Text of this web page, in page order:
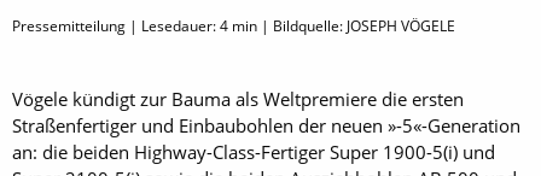
Pressemitteilung | Lesedauer:4 min | Bildquelle: JOSEPH VÖGELE
Vögele kündigt zur Bauma als Weltpremiere die ersten
Straßenfertiger und Einbaubohlen der neuen »-5«-Generation
an: die beiden Highway-Class-Fertiger Super 1900-5(i) und